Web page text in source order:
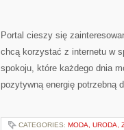
Portal cieszy się
chcą korzystać z internetu w
spokoju, które każdego dnia
pozytywną energię potrzebną
CATEGORIES: MODA, URODA,